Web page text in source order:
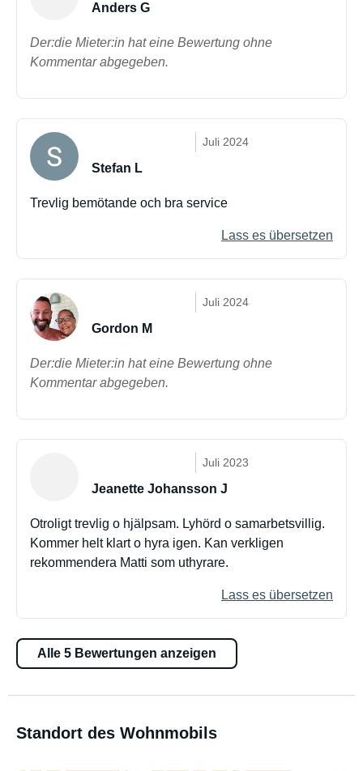
Anders G
Der:die Mieter:in hat eine Bewertung ohne
Kommentar abgegeben.
Juli 2024
Stefan L
Trevlig bemötande och bra service
Lass es übersetzen
Juli 2024
Gordon M
Der:die Mieter:in hat eine Bewertung ohne
Kommentar abgegeben.
Juli 2023
Jeanette Johansson J
Otroligt trevlig o hjälpsam. Lyhörd o samarbetsvillig.
Kommer helt klart o hyra igen. Kan verkligen
rekommendera Matti som uthyrare.
Lass es übersetzen
Alle 5 Bewertungen anzeigen
Standort des Wohnmobils